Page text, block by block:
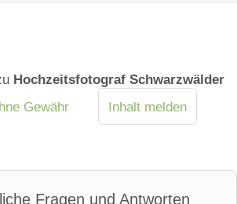
Hochzeitsfotograf Schwarzwälder
Gewähr Inhalt melden
Fragen und Antworten